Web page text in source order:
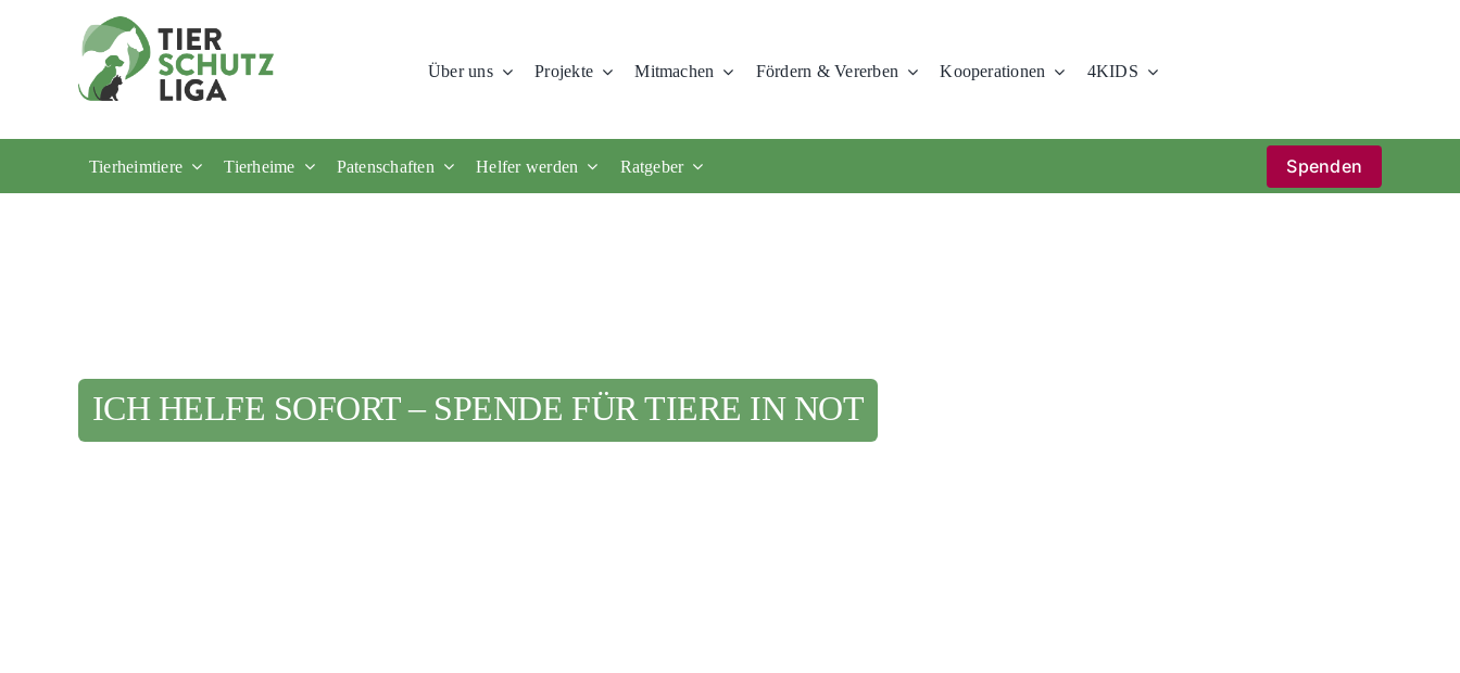
Über uns Projekte Mitmachen Fördern & Vererben Kooperationen 4KIDS
Tierheimtiere Tierheime Patenschaften Helfer werden Ratgeber Spenden
ICH HELFE SOFORT – SPENDE FÜR TIERE IN NOT